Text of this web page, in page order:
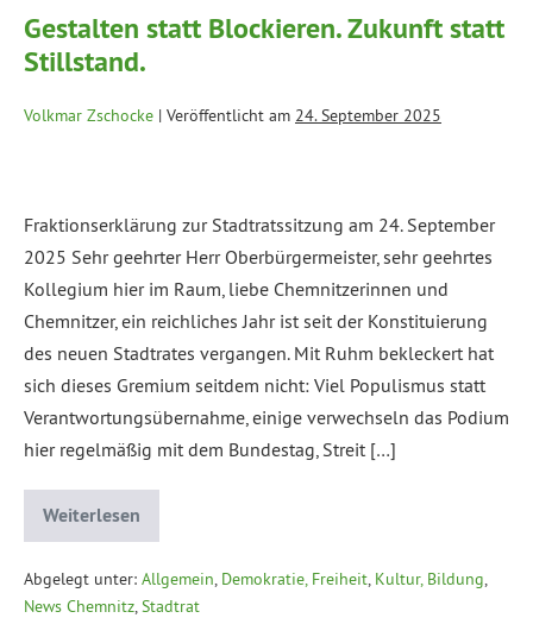
Gestalten statt Blockieren. Zukunft statt
Stillstand.
Volkmar Zschocke | Veröffentlicht am 24. September 2025
Fraktionserklärung zur Stadtratssitzung am 24. September
2025 Sehr geehrter Herr Oberbürgermeister, sehr geehrtes
Kollegium hier im Raum, liebe Chemnitzerinnen und
Chemnitzer, ein reichliches Jahr ist seit der Konstituierung
des neuen Stadtrates vergangen. Mit Ruhm bekleckert hat
sich dieses Gremium seitdem nicht: Viel Populismus statt
Verantwortungsübernahme, einige verwechseln das Podium
hier regelmäßig mit dem Bundestag, Streit […]
Weiterlesen
Abgelegt unter: Allgemein, Demokratie, Freiheit, Kultur, Bildung,
News Chemnitz,Stadtrat